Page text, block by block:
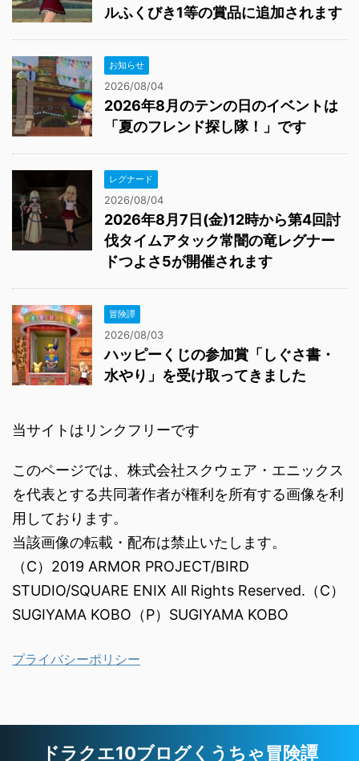
ルふくびき1等の賞品に追加されます
お知らせ
2026/08/04
2026年8月のテンの日のイベントは
「夏のフレンド探し隊！」です
レグナード
2026/08/04
2026年8月7日(金)12時から第4回討
伐タイムアタック常闇の竜レグナー
ドつよさ5が開催されます
冒険譚
2026/08/03
ハッピーくじの参加賞「しぐさ書・
水やり」を受け取ってきました
当サイトはリンクフリーです
このページでは、株式会社スクウェア・エニックス
を代表とする共同著作者が権利を所有する画像を利
用しております。
当該画像の転載・配布は禁止いたします。
（C）2019 ARMOR PROJECT/BIRD
STUDIO/SQUARE ENIX All Rights Reserved.（C）
SUGIYAMA KOBO（P）SUGIYAMA KOBO
プライバシーポリシー
ドラクエ10ブログくうちゃ冒険譚